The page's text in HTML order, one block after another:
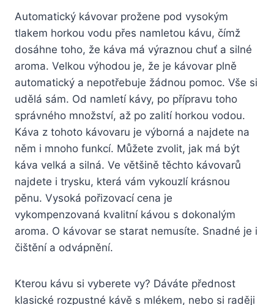
Automatický kávovar prožene pod vysokým
tlakem horkou vodu přes namletou kávu, čímž
dosáhne toho, že káva má výraznou chuť a silné
aroma. Velkou výhodou je, že je kávovar plně
automatický a nepotřebuje žádnou pomoc. Vše si
udělá sám. Od namletí kávy, po přípravu toho
správného množství, až po zalití horkou vodou.
Káva z tohoto kávovaru je výborná a najdete na
něm i mnoho funkcí. Můžete zvolit, jak má být
káva velká a silná. Ve většině těchto kávovarů
najdete i trysku, která vám vykouzlí krásnou
pěnu. Vysoká pořizovací cena je
vykompenzovaná kvalitní kávou s dokonalým
aroma. O kávovar se starat nemusíte. Snadné je i
čištění a odvápnění.
Kterou kávu si vyberete vy? Dáváte přednost
klasické rozpustné kávě s mlékem, nebo si raději